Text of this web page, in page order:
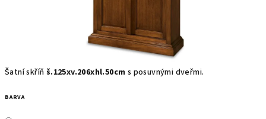
Šatní skříň š.125xv.206xhl.50cm s posuvnými dveřmi.
BARVA